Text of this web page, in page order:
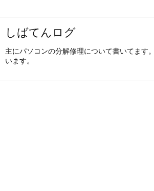
しばてんログ
主にパソコンの分解修理について書いてます
います。